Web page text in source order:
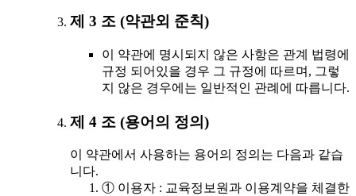
제 3 조 (약관외 준칙)
이 약관에 명시되지 않은 사항은 관계 법령에
규정 되어있을 경우 그 규정에 따르며, 그렇
지 않은 경우에는 일반적인 관례에 따릅니다.
제 4 조 (용어의 정의)
이 약관에서 사용하는 용어의 정의는 다음과 같습
니다.
① 이용자 : 교육정보원과 이용계약을 체결한